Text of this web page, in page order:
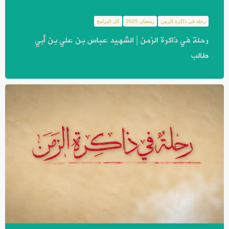
رحلة في ذاكرة الزمن رمضان 2025 كل البرامج
رحلة في ذاكرة الزمن | الشهيد عباس بن علي بن أبي
طالب